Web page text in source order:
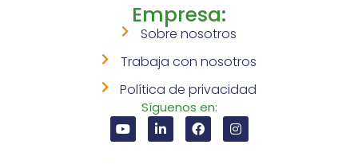
Empresa:
Sobre nosotros
Trabaja con nosotros
Política de privacidad
Síguenos en: